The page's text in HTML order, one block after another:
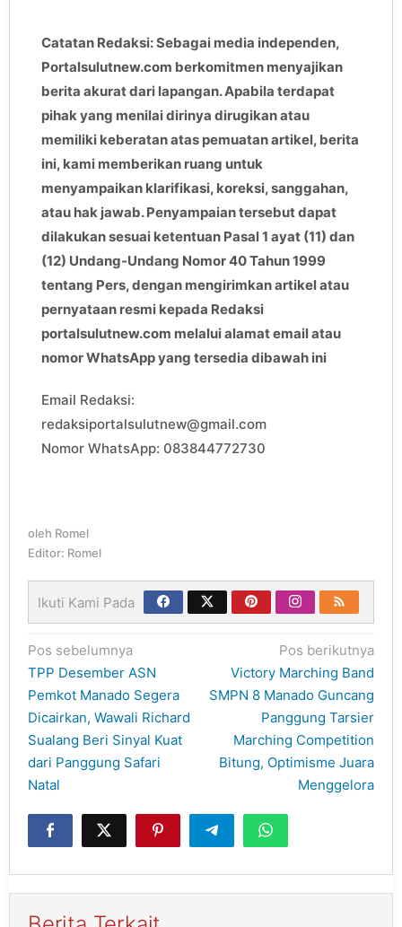
Catatan Redaksi: Sebagai media independen,
Portalsulutnew.com berkomitmen menyajikan
berita akurat dari lapangan. Apabila terdapat
pihak yang menilai dirinya dirugikan atau
memiliki keberatan atas pemuatan artikel, berita
ini, kami memberikan ruang untuk
menyampaikan klarifikasi, koreksi, sanggahan,
atau hak jawab. Penyampaian tersebut dapat
dilakukan sesuai ketentuan Pasal 1 ayat (11) dan
(12) Undang-Undang Nomor 40 Tahun 1999
tentang Pers, dengan mengirimkan artikel atau
pernyataan resmi kepada Redaksi
portalsulutnew.com melalui alamat email atau
nomor WhatsApp yang tersedia dibawah ini
Email Redaksi:
redaksiportalsulutnew@gmail.com
Nomor WhatsApp: 083844772730
oleh Romel
Editor: Romel
Ikuti Kami Pada
Navigasi
pos
Pos sebelumnya
TPP Desember ASN
Pemkot Manado Segera
Dicairkan, Wawali Richard
Sualang Beri Sinyal Kuat
dari Panggung Safari
Natal
Pos berikutnya
Victory Marching Band
SMPN 8 Manado Guncang
Panggung Tarsier
Marching Competition
Bitung, Optimisme Juara
Menggelora